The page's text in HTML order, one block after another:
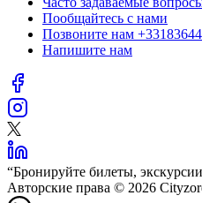
Пообщайтесь с нами
Позвоните нам
Напишите нам
“Бронируйте билеты,
Авторские права © 2026